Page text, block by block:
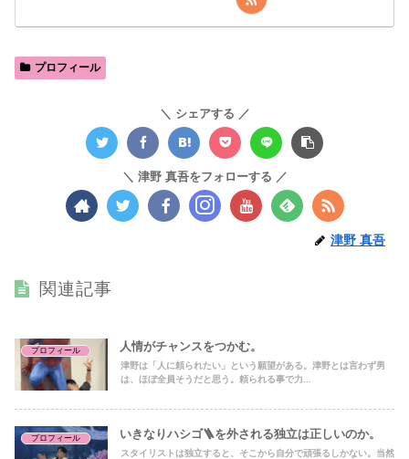
プロフィール
シェアする
津野 真吾をフォローする
津野 真吾
関連記事
プロフィール 人情がチャンスをつかむ。
津野は「人に頼られたい」という願望がある。津野とは言わず男
は、ほぼ全員そうだと思う。頼られる事で力...
プロフィール いきなりハシゴ🪜を外される独立は正しいのか。
スタイリストは独立すると、そこから自分で頑張るしかない。当然